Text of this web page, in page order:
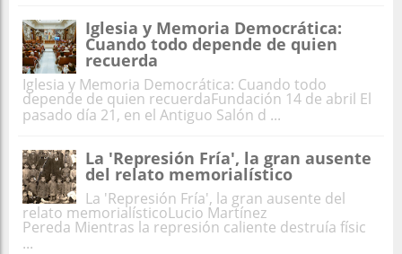
Iglesia y Memoria Democrática:
Cuando todo depende de quien
recuerda
Iglesia y Memoria Democrática: Cuando todo
depende de quien recuerdaFundación 14 de abril El
pasado día 21, en el Antiguo Salón d ...
La 'Represión Fría', la gran ausente
del relato memorialístico
La 'Represión Fría', la gran ausente del
relato memorialísticoLucio Martínez
Pereda Mientras la represión caliente destruía físic
...